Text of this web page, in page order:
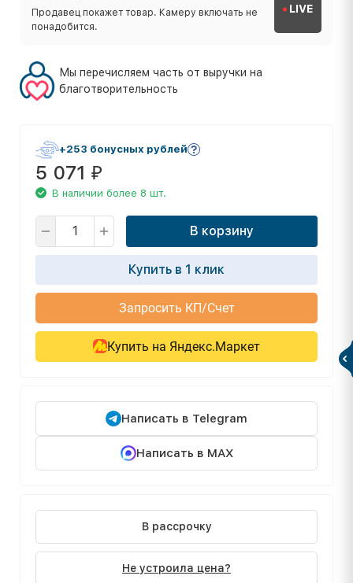
Продавец покажет товар. Камеру включать не
понадобится.
LIVE
Мы перечисляем часть от выручки на
благотворительность
+253 бонусных рублей
5 071 ₽
В наличии более 8 шт.
В корзину
Купить в 1 клик
Запросить КП/Счет
Купить на Яндекс.Маркет
Написать в Telegram
Написать в MAX
В рассрочку
Не устроила цена?